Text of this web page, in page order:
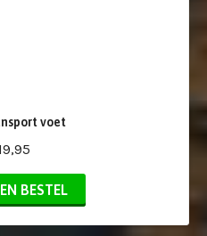
voet
BESTEL